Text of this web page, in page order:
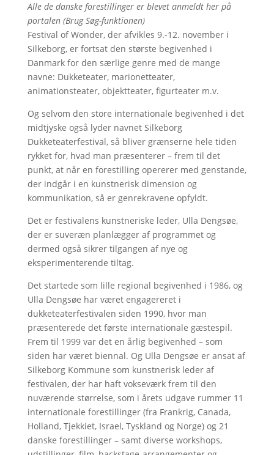
Alle de danske forestillinger er blevet anmeldt her på
portalen (Brug Søg-funktionen)
Festival of Wonder, der afvikles 9.-12. november i
Silkeborg, er fortsat den største begivenhed i
Danmark for den særlige genre med de mange
navne: Dukketeater, marionetteater,
animationsteater, objektteater, figurteater m.v.
Og selvom den store internationale begivenhed i det
midtjyske også lyder navnet Silkeborg
Dukketeaterfestival, så bliver grænserne hele tiden
rykket for, hvad man præsenterer – frem til det
punkt, at når en forestilling opererer med genstande,
der indgår i en kunstnerisk dimension og
kommunikation, så er genrekravene opfyldt.
Det er festivalens kunstneriske leder, Ulla Dengsøe,
der er suveræn planlægger af programmet og
dermed også sikrer tilgangen af nye og
eksperimenterende tiltag.
Det startede som lille regional begivenhed i 1986, og
Ulla Dengsøe har været engagereret i
dukketeaterfestivalen siden 1990, hvor man
præsenterede det første internationale gæstespil.
Frem til 1999 var det en årlig begivenhed – som
siden har været biennal. Og Ulla Dengsøe er ansat af
Silkeborg Kommune som kunstnerisk leder af
festivalen, der har haft vokseværk frem til den
nuværende størrelse, som i årets udgave rummer 11
internationale forestillinger (fra Frankrig, Canada,
Holland, Tjekkiet, Israel, Tyskland og Norge) og 21
danske forestillinger – samt diverse workshops,